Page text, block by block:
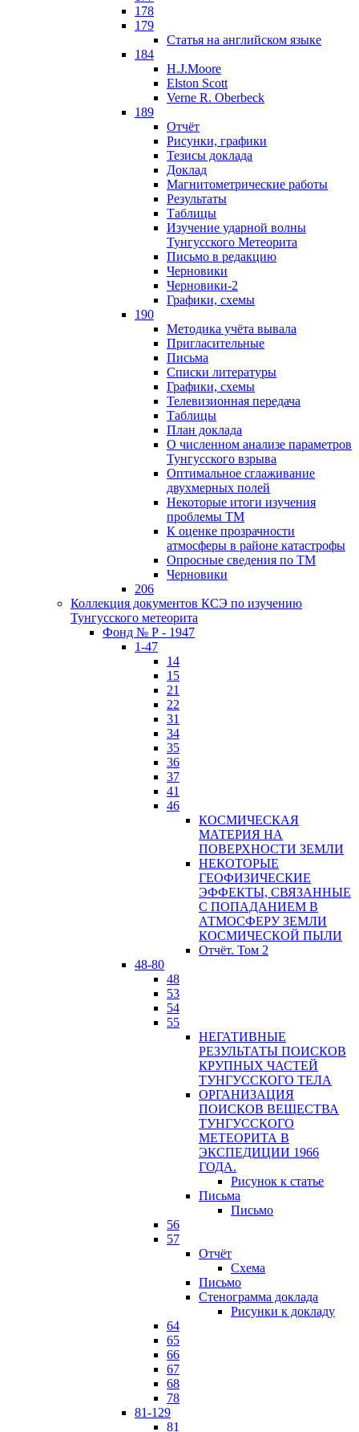
178
179
Статья на английском языке
184
H.J.Moore
Elston Scott
Verne R. Oberbeck
189
Отчёт
Рисунки, графики
Тезисы доклада
Доклад
Магнитометрические работы
Результаты
Таблицы
Изучение ударной волны
Тунгусского Метеорита
Письмо в редакцию
Черновики
Черновики-2
Графики, схемы
190
Методика учёта вывала
Пригласительные
Письма
Списки литературы
Графики, схемы
Телевизионная передача
Таблицы
План доклада
О численном анализе параметров
Тунгусского взрыва
Оптимальное сглаживание
двухмерных полей
Некоторые итоги изучения
проблемы ТМ
К оценке прозрачности
атмосферы в районе катастрофы
Опросные сведения по ТМ
Черновики
206
Коллекция документов КСЭ по изучению
Тунгусского метеорита
Фонд № Р - 1947
1-47
14
15
21
22
31
34
35
36
37
41
46
КОСМИЧЕСКАЯ
МАТЕРИЯ НА
ПОВЕРХНОСТИ ЗЕМЛИ
НЕКОТОРЫЕ
ГЕОФИЗИЧЕСКИЕ
ЭФФЕКТЫ, СВЯЗАННЫЕ
С ПОПАДАНИЕМ В
АТМОСФЕРУ ЗЕМЛИ
КОСМИЧЕСКОЙ ПЫЛИ
Отчёт. Том 2
48-80
48
53
54
55
НЕГАТИВНЫЕ
РЕЗУЛЬТАТЫ ПОИСКОВ
КРУПНЫХ ЧАСТЕЙ
ТУНГУССКОГО ТЕЛА
ОРГАНИЗАЦИЯ
ПОИСКОВ ВЕЩЕСТВА
ТУНГУССКОГО
МЕТЕОРИТА В
ЭКСПЕДИЦИИ 1966
ГОДА.
Рисунок к статье
Письма
Письмо
56
57
Отчёт
Схема
Письмо
Стенограмма доклада
Рисунки к докладу
64
65
66
67
68
78
81-129
81